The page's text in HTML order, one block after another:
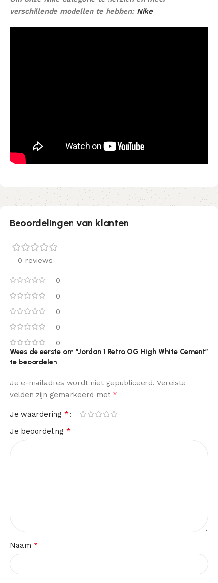
verschillende modellen te hebben: Nike
Beoordelingen van klanten
0 reviews
0
0
0
0
0
Wees de eerste om “Jordan 1 Retro OG High White Cement”
te beoordelen
Je e-mailadres wordt niet gepubliceerd. Vereiste
velden zijn gemarkeerd met *
Je waardering *
Je beoordeling *
Naam *